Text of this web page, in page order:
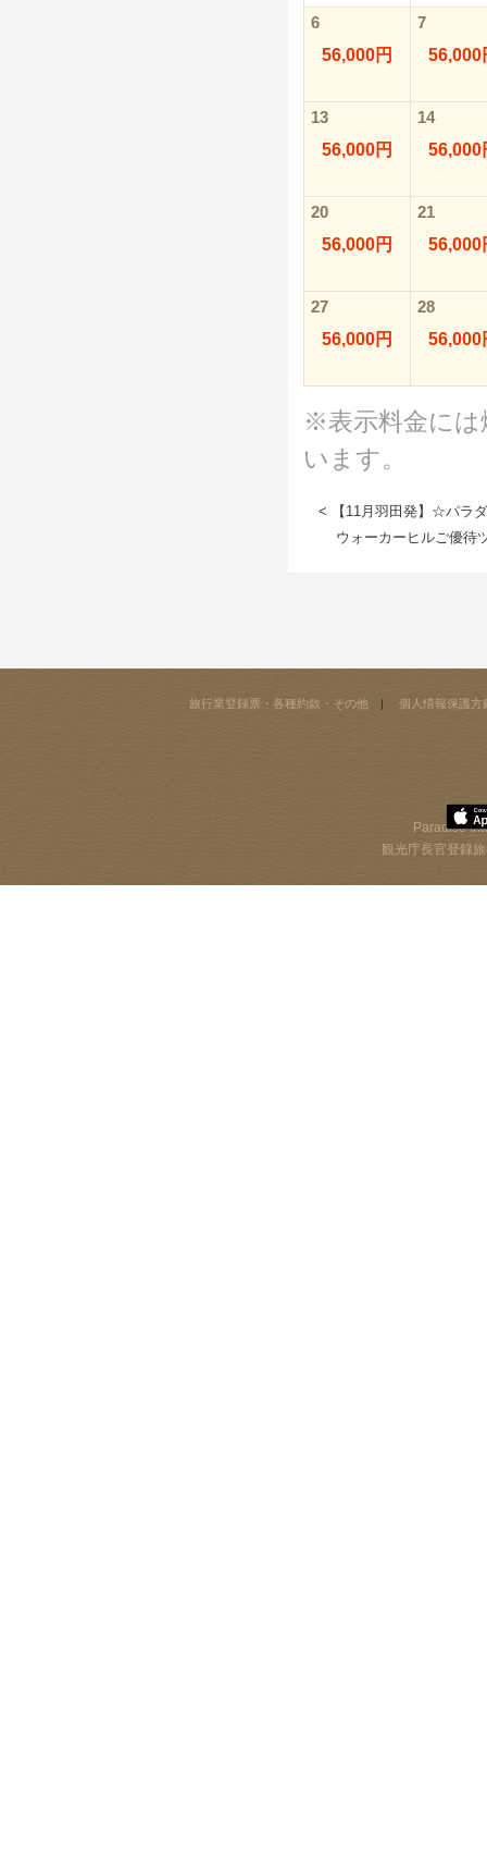
6
56,000円
7
56,000
13
56,000円
14
56,000
20
56,000円
21
56,000
27
56,000円
28
56,000
※表示料金には
います。
< 【11月羽田発】☆パラ
ウォーカーヒルご優待
旅行業登録票・各種約款・その他 個人情報保護方
Paradise
観光庁長官登録